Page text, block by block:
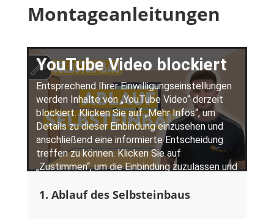
Montageanleitungen
1. Ablauf des Selbsteinbaus